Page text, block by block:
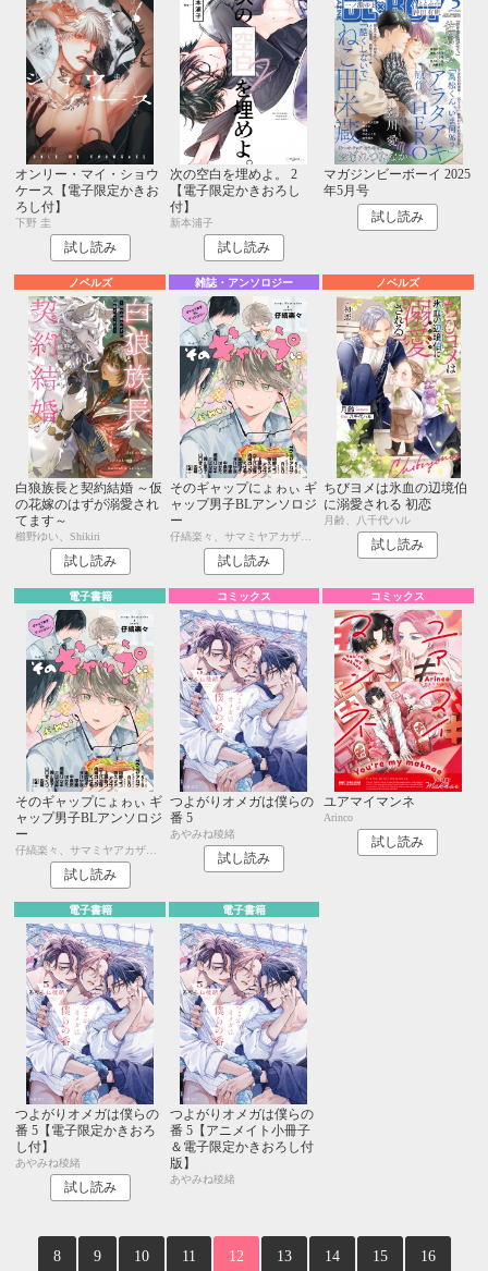
オンリー・マイ・ショウ
ケース【電子限定かきお
ろし付】
下野 圭
試し読み
次の空白を埋めよ。 2
【電子限定かきおろし
付】
新本浦子
試し読み
マガジンビーボーイ 2025
年5月号
試し読み
ノベルズ
白狼族長と契約結婚 ～仮
の花嫁のはずが溺愛され
てます～
櫛野ゆい、Shikiri
試し読み
雑誌・アンソロジー
そのギャップにょゎぃ ギ
ャップ男子BLアンソロジ
ー
仔縞楽々、サマミヤアカザ、510、REO、ミキマキ、中条 亮、相野ココ、内海ロング、はかた、橋岡リツキ、山口すぐり、アッサ、すけやま、末広マチ、琢磨、上原あり、秋久テオ、ウエハラ蜂、四隅、くせ毛、美山薫子
試し読み
ノベルズ
ちびヨメは氷血の辺境伯
に溺愛される 初恋
月齢、八千代ハル
試し読み
電子書籍
そのギャップにょゎぃ ギ
ャップ男子BLアンソロジ
ー
試し読み
コミックス
つよがりオメガは僕らの
番 5
あやみね稜緒
試し読み
コミックス
ユアマイマンネ
Arinco
試し読み
電子書籍
つよがりオメガは僕らの
番 5【電子限定かきおろ
し付】
あやみね稜緒
試し読み
電子書籍
つよがりオメガは僕らの
番 5【アニメイト小冊子
＆電子限定かきおろし付
版】
あやみね稜緒
8 9 10 11 12 13 14 15 16